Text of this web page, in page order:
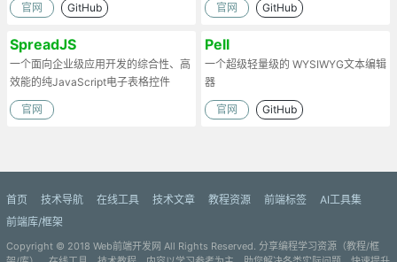
官网 GitHub 官网 GitHub
SpreadJS
一个面向企业级应用开发的综合性、高
效能的纯JavaScript电子表格控件
官网
Pell
一个超级轻量级的 WYSIWYG文本编辑
器
官网 GitHub
首页 技术导航 在线工具 技术文章 教程资源 前端标签
AI工具集
前端库/框架